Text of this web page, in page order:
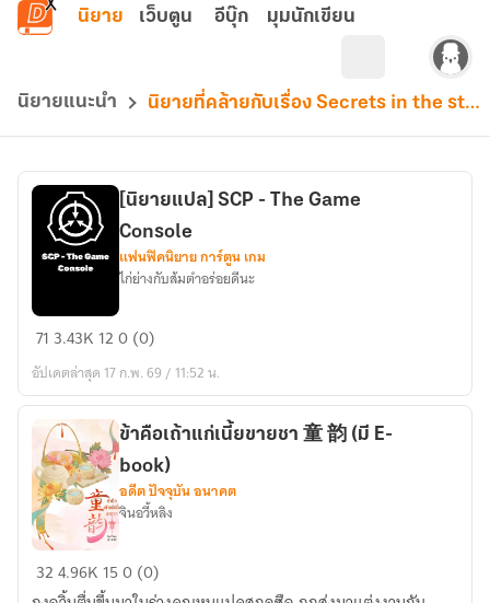
ข้ามไปยังเนื้อหาหลัก
นิยาย เว็บตูน อีบุ๊ก มุมนักเขียน
นิยายแนะนำ นิยายที่คล้ายกับเรื่อง Secrets in the star ความลับของซุปเปอร์สตาร์
[นิยาย
SCP
-
The
Game
Console
[นิยายแปล] SCP - The Game
Console
แฟนฟิคนิยาย การ์ตูน เกม
ไก่ย่างกับส้มตำอร่อยดีนะ
71 3.43K 120 (0)
อัปเดตล่าสุด 17 ก.พ. 69 / 11:52 น.
ข้า
ข้าคือเถ้าแก่เนี้ยขายชา 童 韵 (มี E-
book)
อดีต ปัจจุบัน อนาคต
จินอวี้หลิง
324.96K 150 (0)